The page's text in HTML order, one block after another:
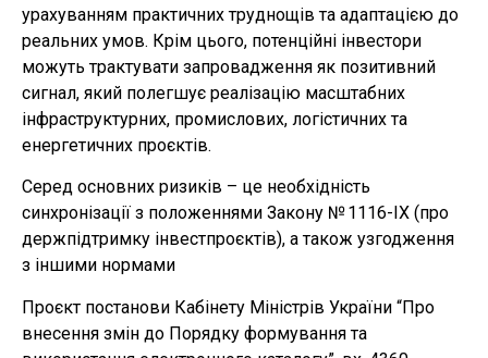
урахуванням практичних труднощів та адаптацією до
реальних умов. Крім цього, потенційні інвестори
можуть трактувати запровадження як позитивний
сигнал, який полегшує реалізацію масштабних
інфраструктурних, промислових, логістичних та
енергетичних проєктів.
Серед основних ризиків – це необхідність
синхронізації з положеннями Закону № 1116-IX (про
держпідтримку інвестпроєктів), а також узгодження
з іншими нормами
Проєкт постанови Кабінету Міністрів України “Про
внесення змін до Порядку формування та